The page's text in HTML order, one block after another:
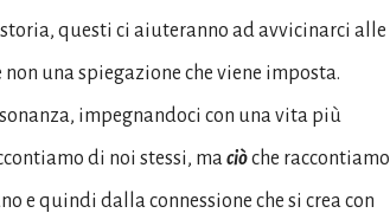
questi ci aiuteranno ad avvicinarci alle
una spiegazione che viene imposta.
impegnandoci con una vita più
di noi stessi, ma ciòche raccontiamo
e quindi dalla connessione che si crea con